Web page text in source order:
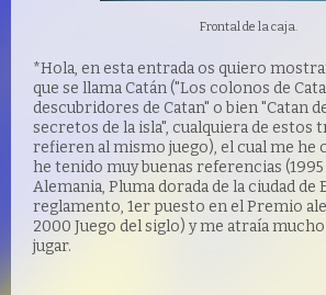
Frontal de la caja.
*Hola, en esta entrada os quiero
que se llama Catán ("Los colonos de
descubridores de Catan" o bien "Catan
secretos de la isla", cualquiera de estos
refieren al mismo juego), el cual me he
he tenido muy buenas referencias (1995
Alemania, Pluma dorada de la ciudad de
reglamento, 1er puesto en el Premio
2000 Juego del siglo) y me atraía
jugar.